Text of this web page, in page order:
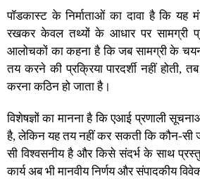
पॉडकास्ट के निर्माताओं का दावा है कि यह
रखकर केवल तथ्यों के आधार पर सामग्री
आलोचकों का कहना है कि जब सामग्री के
तय करने की प्रक्रिया पारदर्शी नहीं होती, तब
करना कठिन हो जाता है।
विशेषज्ञों का मानना है कि एआई प्रणाली
है, लेकिन यह तय नहीं कर सकती कि कौन-सी
सी विश्वसनीय है और किसे संदर्भ के साथ
कार्य अब भी मानवीय निर्णय और संपादकीय